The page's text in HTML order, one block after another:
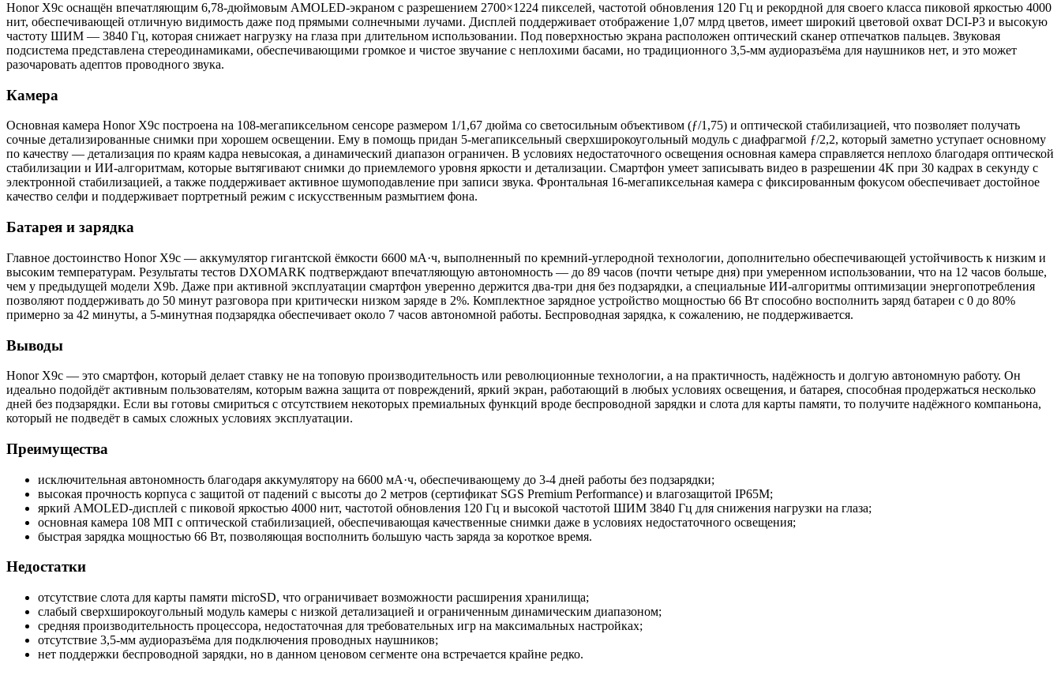
Honor X9c оснащён впечатляющим 6,78-дюймовым AMOLED-экраном с разрешением 2700×1224 пикселей, частотой обновления 120 Гц и рекордной для своего класса пиковой яркостью 4000
нит, обеспечивающей отличную видимость даже под прямыми солнечными лучами. Дисплей поддерживает отображение 1,07 млрд цветов, имеет широкий цветовой охват DCI-P3 и высокую
частоту ШИМ — 3840 Гц, которая снижает нагрузку на глаза при длительном использовании. Под поверхностью экрана расположен оптический сканер отпечатков пальцев. Звуковая
подсистема представлена стереодинамиками, обеспечивающими громкое и чистое звучание с неплохими басами, но традиционного 3,5-мм аудиоразъёма для наушников нет, и это может
разочаровать адептов проводного звука.
Камера
Основная камера Honor X9c построена на 108-мегапиксельном сенсоре размером 1/1,67 дюйма со светосильным объективом (ƒ/1,75) и оптической стабилизацией, что позволяет получать
сочные детализированные снимки при хорошем освещении. Ему в помощь придан 5-мегапиксельный сверхширокоугольный модуль с диафрагмой ƒ/2,2, который заметно уступает основному
по качеству — детализация по краям кадра невысокая, а динамический диапазон ограничен. В условиях недостаточного освещения основная камера справляется неплохо благодаря оптической
стабилизации и ИИ-алгоритмам, которые вытягивают снимки до приемлемого уровня яркости и детализации. Смартфон умеет записывать видео в разрешении 4K при 30 кадрах в секунду с
электронной стабилизацией, а также поддерживает активное шумоподавление при записи звука. Фронтальная 16-мегапиксельная камера с фиксированным фокусом обеспечивает достойное
качество селфи и поддерживает портретный режим с искусственным размытием фона.
Батарея и зарядка
Главное достоинство Honor X9c — аккумулятор гигантской ёмкости 6600 мА·ч, выполненный по кремний-углеродной технологии, дополнительно обеспечивающей устойчивость к низким и
высоким температурам. Результаты тестов DXOMARK подтверждают впечатляющую автономность — до 89 часов (почти четыре дня) при умеренном использовании, что на 12 часов больше,
чем у предыдущей модели X9b. Даже при активной эксплуатации смартфон уверенно держится два-три дня без подзарядки, а специальные ИИ-алгоритмы оптимизации энергопотребления
позволяют поддерживать до 50 минут разговора при критически низком заряде в 2%. Комплектное зарядное устройство мощностью 66 Вт способно восполнить заряд батареи с 0 до 80%
примерно за 42 минуты, а 5-минутная подзарядка обеспечивает около 7 часов автономной работы. Беспроводная зарядка, к сожалению, не поддерживается.
Выводы
Honor X9c — это смартфон, который делает ставку не на топовую производительность или революционные технологии, а на практичность, надёжность и долгую автономную работу. Он
идеально подойдёт активным пользователям, которым важна защита от повреждений, яркий экран, работающий в любых условиях освещения, и батарея, способная продержаться несколько
дней без подзарядки. Если вы готовы смириться с отсутствием некоторых премиальных функций вроде беспроводной зарядки и слота для карты памяти, то получите надёжного компаньона,
который не подведёт в самых сложных условиях эксплуатации.
Преимущества
исключительная автономность благодаря аккумулятору на 6600 мА·ч, обеспечивающему до 3-4 дней работы без подзарядки;
высокая прочность корпуса с защитой от падений с высоты до 2 метров (сертификат SGS Premium Performance) и влагозащитой IP65M;
яркий AMOLED-дисплей с пиковой яркостью 4000 нит, частотой обновления 120 Гц и высокой частотой ШИМ 3840 Гц для снижения нагрузки на глаза;
основная камера 108 МП с оптической стабилизацией, обеспечивающая качественные снимки даже в условиях недостаточного освещения;
быстрая зарядка мощностью 66 Вт, позволяющая восполнить большую часть заряда за короткое время.
Недостатки
отсутствие слота для карты памяти microSD, что ограничивает возможности расширения хранилища;
слабый сверхширокоугольный модуль камеры с низкой детализацией и ограниченным динамическим диапазоном;
средняя производительность процессора, недостаточная для требовательных игр на максимальных настройках;
отсутствие 3,5-мм аудиоразъёма для подключения проводных наушников;
нет поддержки беспроводной зарядки, но в данном ценовом сегменте она встречается крайне редко.